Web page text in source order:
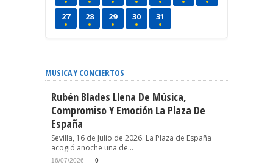
27 28 29 30 31
MÚSICA Y CONCIERTOS
Rubén Blades Llena De Música,
Compromiso Y Emoción La Plaza De
España
Sevilla, 16 de Julio de 2026. La Plaza de España
acogió anoche una de...
16/07/2026 0